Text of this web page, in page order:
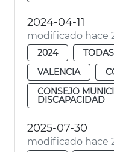
2024-04-11
modificado hace
2024
VALENCIA
CONSEJO
DISCAPACIDAD
2025-07-30
modificado hace